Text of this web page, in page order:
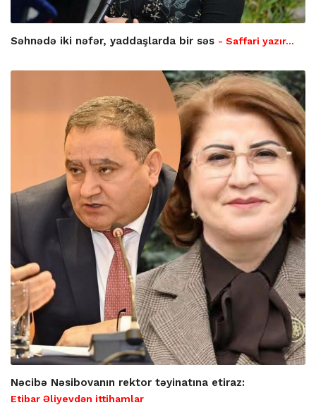
Səhnədə iki nəfər, yaddaşlarda bir səs - Saffari yazır…
Nəcibə Nəsibovanın rektor təyinatına etiraz:
Etibar Əliyevdən ittihamlar